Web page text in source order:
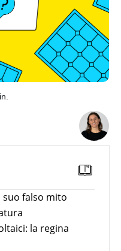
suo falso mito
la regina